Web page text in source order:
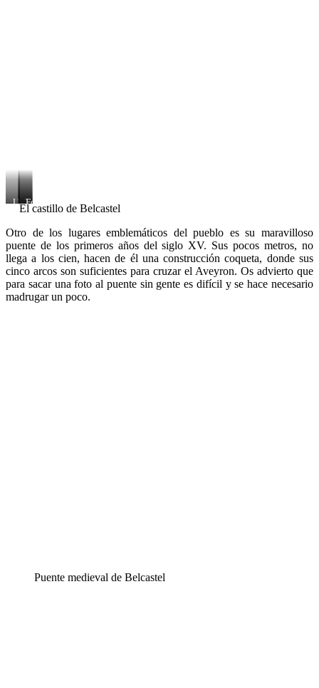
Un
water
aireado
Terrazas
Foso
del
El castillo de Belcastel
Otro de los lugares emblemáticos del pueblo es su maravilloso
puente de los primeros años del siglo XV. Sus pocos metros, no
llega a los cien, hacen de él una construcción coqueta, donde sus
cinco arcos son suficientes para cruzar el Aveyron. Os advierto que
para sacar una foto al puente sin gente es difícil y se hace necesario
madrugar un poco.
Puente medieval de Belcastel